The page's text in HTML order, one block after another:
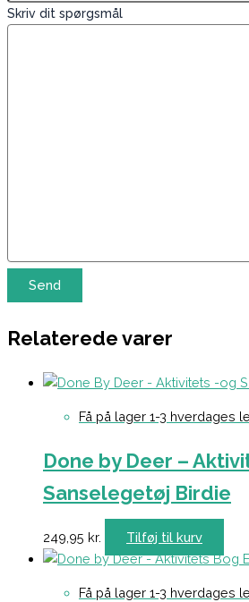
Skriv dit spørgsmål
Relaterede varer
Få på lager 1-3 hverdages
Done by Deer –
Sanselegetøj Birdie
249,95 kr. Tilføj til kurv
Få på lager 1-3 hverdages